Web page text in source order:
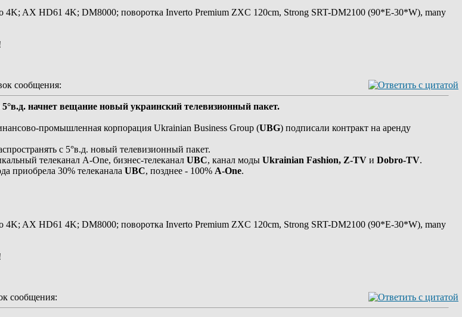
AX HD61 4K; DM8000; поворотка Inverto Premium ZXC 120cm, Strong SRT-DM2100 (90*E-30*W), many
сообщения:
начнет вещание новый украинский телевизионный пакет.
промышленная корпорация Ukrainian Business Group (UBG) подписали контракт на аренду
с 5°в.д. новый телевизионный пакет.
телеканал A-One, бизнес-телеканал UBC, канал моды Ukrainian Fashion, Z-TV и Dobro-TV.
приобрела 30% телеканала UBC, позднее - 100% A-One.
AX HD61 4K; DM8000; поворотка Inverto Premium ZXC 120cm, Strong SRT-DM2100 (90*E-30*W), many
сообщения: